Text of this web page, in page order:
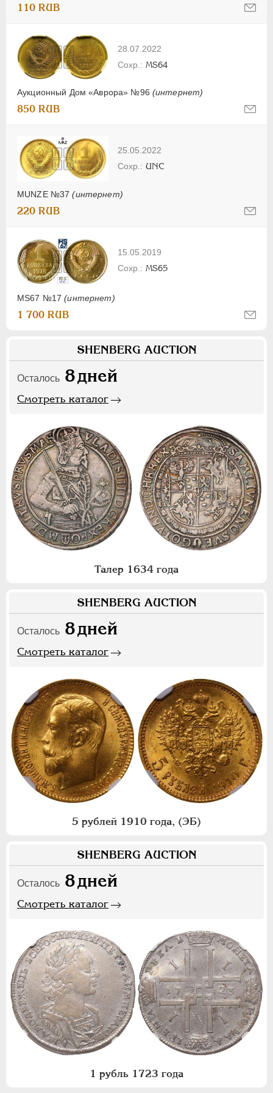
110 RUB
28.07.2022
Аукционный Дом «Аврора» №96 (интернет)
MS64
850 RUB
25.05.2022
MUNZE №37(интернет)
UNC
220 RUB
15.05.2019
MS67 №17(интернет)
MS65
1 700 RUB
SHENBERG AUCTION
Осталось 8дней
Смотреть каталог
Талер 1634 года
SHENBERG AUCTION
Осталось 8дней
Смотреть каталог
5 рублей 1910 года, (ЭБ)
SHENBERG AUCTION
Осталось 8дней
Смотреть каталог
1 рубль 1723 года